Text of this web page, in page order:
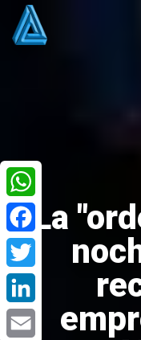
La
WhatsApp
Facebook
Twitter
LinkedIn